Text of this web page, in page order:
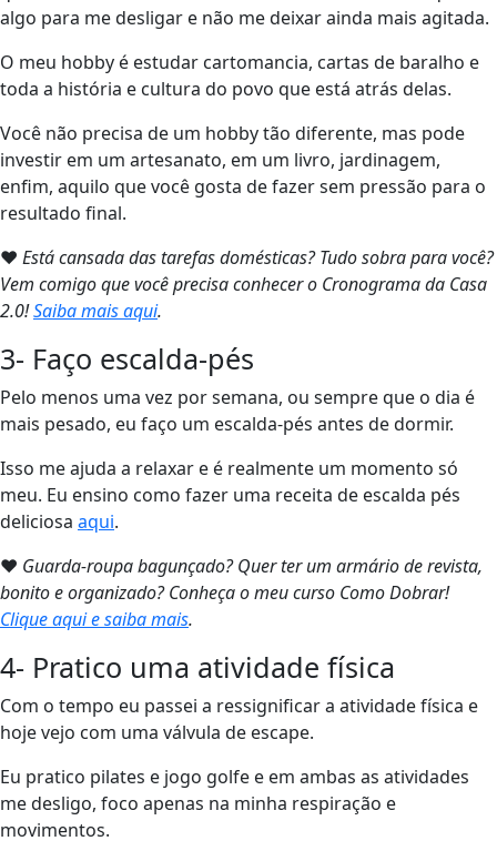
algo para me desligar e não me deixar ainda mais agitada.
O meu hobby é estudar cartomancia, cartas de baralho e
toda a história e cultura do povo que está atrás delas.
Você não precisa de um hobby tão diferente, mas pode
investir em um artesanato, em um livro, jardinagem,
enfim, aquilo que você gosta de fazer sem pressão para o
resultado final.
❤ Está cansada das tarefas domésticas? Tudo sobra para você?
Vem comigo que você precisa conhecer o Cronograma da Casa
2.0!Saiba mais aqui.
3- Faço escalda-pés
Pelo menos uma vez por semana, ou sempre que o dia é
mais pesado, eu faço um escalda-pés antes de dormir.
Isso me ajuda a relaxar e é realmente um momento só
meu. Eu ensino como fazer uma receita de escalda pés
deliciosa aqui.
❤ Guarda-roupa bagunçado? Quer ter um armário de revista,
bonito e organizado? Conheça o meu curso Como Dobrar!
Clique aqui e saiba mais.
4- Pratico uma atividade física
Com o tempo eu passei a ressignificar a atividade física e
hoje vejo com uma válvula de escape.
Eu pratico pilates e jogo golfe e em ambas as atividades
me desligo, foco apenas na minha respiração e
movimentos.